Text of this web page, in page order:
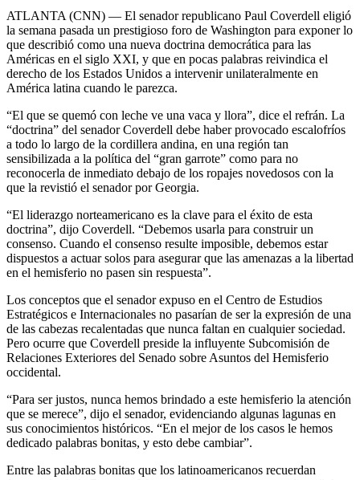
ATLANTA (CNN) — El senador republicano Paul Coverdell eligió
la semana pasada un prestigioso foro de Washington para exponer lo
que describió como una nueva doctrina democrática para las
Américas en el siglo XXI, y que en pocas palabras reivindica el
derecho de los Estados Unidos a intervenir unilateralmente en
América latina cuando le parezca.
“El que se quemó con leche ve una vaca y llora”, dice el refrán. La
“doctrina” del senador Coverdell debe haber provocado escalofríos
a todo lo largo de la cordillera andina, en una región tan
sensibilizada a la política del “gran garrote” como para no
reconocerla de inmediato debajo de los ropajes novedosos con la
que la revistió el senador por Georgia.
“El liderazgo norteamericano es la clave para el éxito de esta
doctrina”, dijo Coverdell. “Debemos usarla para construir un
consenso. Cuando el consenso resulte imposible, debemos estar
dispuestos a actuar solos para asegurar que las amenazas a la libertad
en el hemisferio no pasen sin respuesta”.
Los conceptos que el senador expuso en el Centro de Estudios
Estratégicos e Internacionales no pasarían de ser la expresión de una
de las cabezas recalentadas que nunca faltan en cualquier sociedad.
Pero ocurre que Coverdell preside la influyente Subcomisión de
Relaciones Exteriores del Senado sobre Asuntos del Hemisferio
occidental.
“Para ser justos, nunca hemos brindado a este hemisferio la atención
que se merece”, dijo el senador, evidenciando algunas lagunas en
sus conocimientos históricos. “En el mejor de los casos le hemos
dedicado palabras bonitas, y esto debe cambiar”.
Entre las palabras bonitas que los latinoamericanos recuerdan